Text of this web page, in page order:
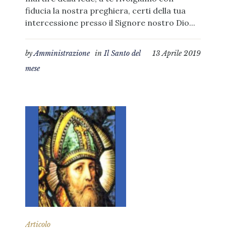
fiducia la nostra preghiera, certi della tua
intercessione presso il Signore nostro Dio...
13 Aprile 2019
byAmministrazione inIl Santo del
mese
Articolo